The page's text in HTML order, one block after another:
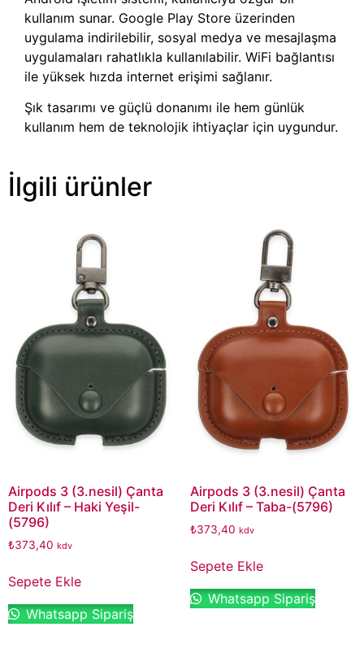
kullanım sunar. Google Play Store üzerinden
uygulama indirilebilir, sosyal medya ve mesajlaşma
uygulamaları rahatlıkla kullanılabilir. WiFi bağlantısı
ile yüksek hızda internet erişimi sağlanır.
Şık tasarımı ve güçlü donanımı ile hem günlük
kullanım hem de teknolojik ihtiyaçlar için uygundur.
İlgili ürünler
Airpods 3 (3.nesil) Çanta
Deri Kılıf – Haki Yeşil-
(5796)
₺373,40 kdv
Sepete Ekle
Whatsapp Sipariş
Airpods 3 (3.nesil) Çanta
Deri Kılıf – Taba-(5796)
₺373,40 kdv
Sepete Ekle
Whatsapp Sipariş